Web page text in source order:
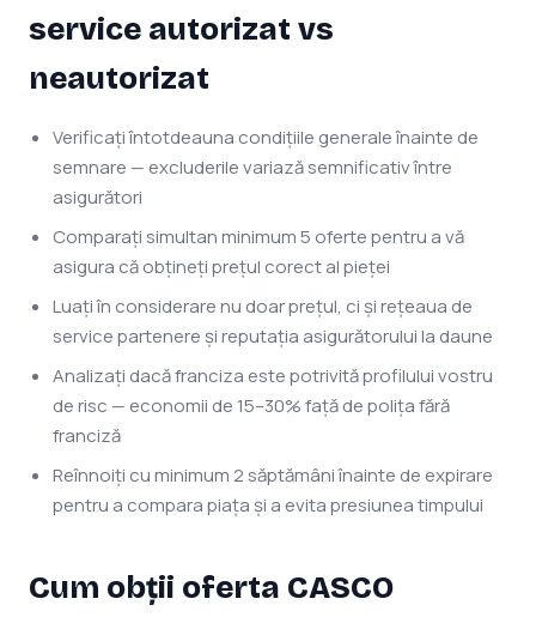
service autorizat vs
neautorizat
Verificați întotdeauna condițiile generale înainte de
semnare — excluderile variază semnificativ între
asigurători
Comparați simultan minimum 5 oferte pentru a vă
asigura că obțineți prețul corect al pieței
Luați în considerare nu doar prețul, ci și rețeaua de
service partenere și reputația asigurătorului la daune
Analizați dacă franciza este potrivită profilului vostru
de risc — economii de 15–30% față de polița fără
franciză
Reînnoiți cu minimum 2 săptămâni înainte de expirare
pentru a compara piața și a evita presiunea timpului
Cum obții oferta CASCO